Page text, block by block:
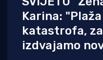
Karina:
katastrofa,
izdvajamo